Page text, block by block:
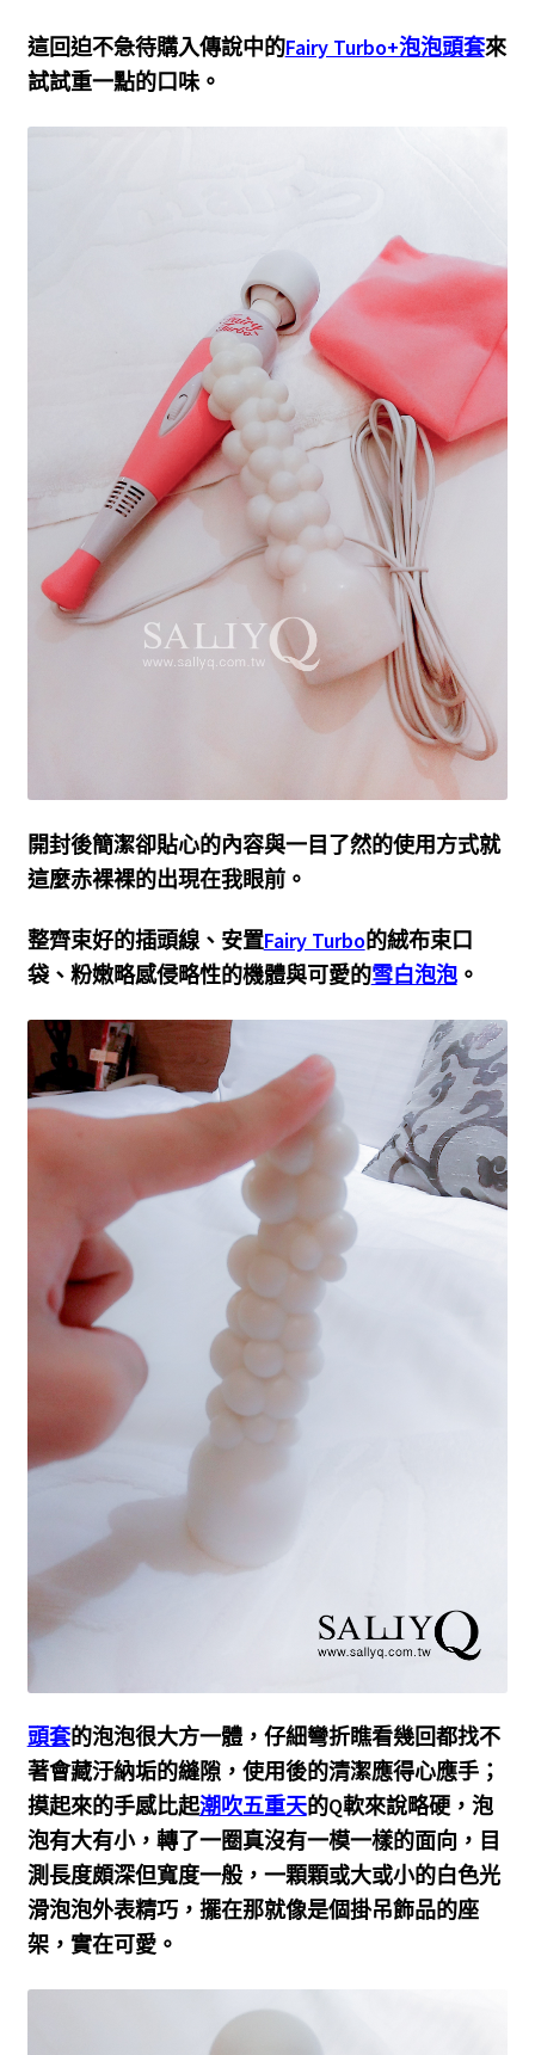
這回迫不急待購入傳說中的Fairy Turbo+泡泡頭套來
試試重一點的口味。
開封後簡潔卻貼心的內容與一目了然的使用方式就
這麼赤裸裸的出現在我眼前。
整齊束好的插頭線、安置Fairy Turbo的絨布束口
袋、粉嫩略感侵略性的機體與可愛的雪白泡泡。
頭套的泡泡很大方一體，仔細彎折瞧看幾回都找不
著會藏汙納垢的縫隙，使用後的清潔應得心應手；
摸起來的手感比起潮吹五重天的Q軟來說略硬，泡
泡有大有小，轉了一圈真沒有一模一樣的面向，目
測長度頗深但寬度一般，一顆顆或大或小的白色光
滑泡泡外表精巧，擺在那就像是個掛吊飾品的座
架，實在可愛。